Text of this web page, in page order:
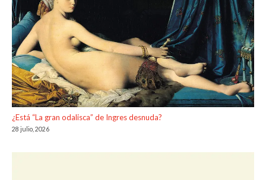
¿Está “La gran odalisca” de Ingres desnuda?
28 julio, 2026